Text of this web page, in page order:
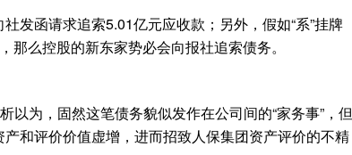
函请求追索5.01亿元应收款；另外，假如“系”挂牌
么控股的新东家势必会向报社追索债务。
为，固然这笔债务貌似发作在公司间的“家务事”，但
和评价价值虚增，进而招致人保集团资产评价的不精